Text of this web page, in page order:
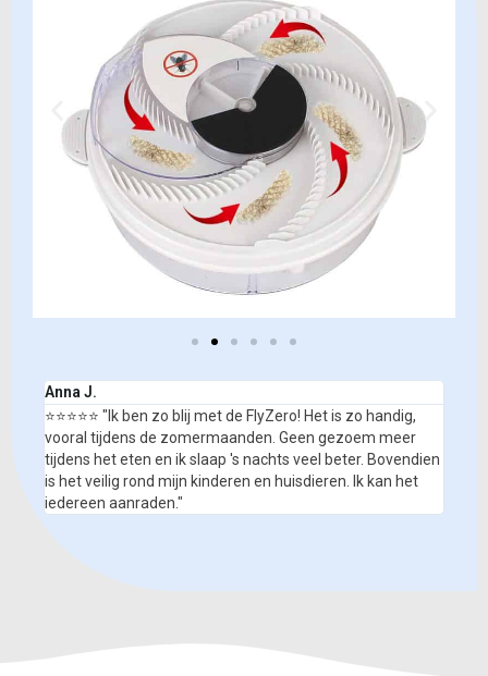
Anna J.
⭐⭐⭐⭐⭐ "Ik ben zo blij met de FlyZero! Het is zo handig,
vooral tijdens de zomermaanden. Geen gezoem meer
tijdens het eten en ik slaap 's nachts veel beter. Bovendien
is het veilig rond mijn kinderen en huisdieren. Ik kan het
iedereen aanraden."